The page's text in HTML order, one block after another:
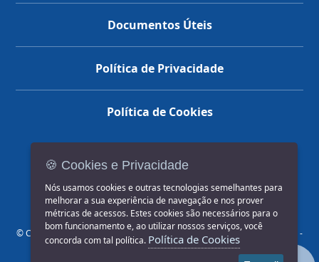
Documentos Úteis
Política de Privacidade
Política de Cookies
© COPYRIGHT 2026, Prefeitura Municipal de Jahu | Rua Paissandu, 444 -
Centro CEP: 17201-900
🍪 Cookies e Privacidade
Nós usamos cookies e outras tecnologias semelhantes para
melhorar a sua experiência de navegação e nos prover
métricas de acessos. Estes cookies são necessários para o
bom funcionamento e, ao utilizar nossos serviços, você
concorda com tal política. Política de Cookies